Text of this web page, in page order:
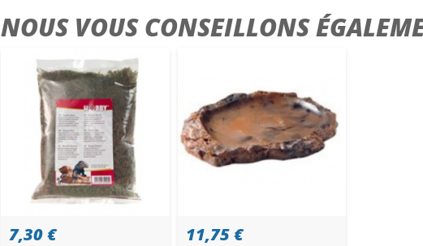
NOUS VOUS CONSEILLONS
7,30 € 11,75 €